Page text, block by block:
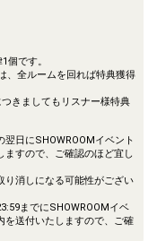
を
しろ
を
と
個です。
、全ルームを回れば特典獲得
きましてもリスナー様特典
日にSHOWROOMイベント
ますので、ご確認のほど宜し
り消しになる可能性がござい
までにSHOWROOMイベ
を送付いたしますので、ご確